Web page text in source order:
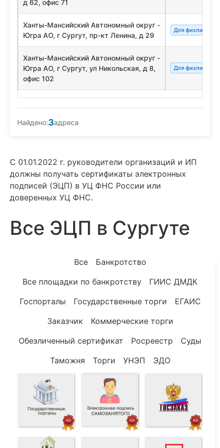
д 62, офис 71
Ханты-Мансийский Автономный округ -
Югра АО, г Сургут, пр-кт Ленина, д 29
Для физлиц/
Ханты-Мансийский Автономный округ -
Югра АО, г Сургут, ул Никольская, д 8,
офис 102
Для физлиц/
Найдено:3адреса
С 01.01.2022 г. руководители организаций и ИП
должны получать сертификаты электронных
подписей (ЭЦП) в УЦ ФНС России или
доверенных УЦ ФНС.
Все ЭЦП в Сургуте
Все
Банкротство
Все площадки по банкротству
ГИИС ДМДК
Госпорталы
Государственные торги
ЕГАИС
Заказчик
Коммерческие торги
Обезличенный сертификат
Росреестр
Суды
Таможня
Торги УНЭП ЭДО